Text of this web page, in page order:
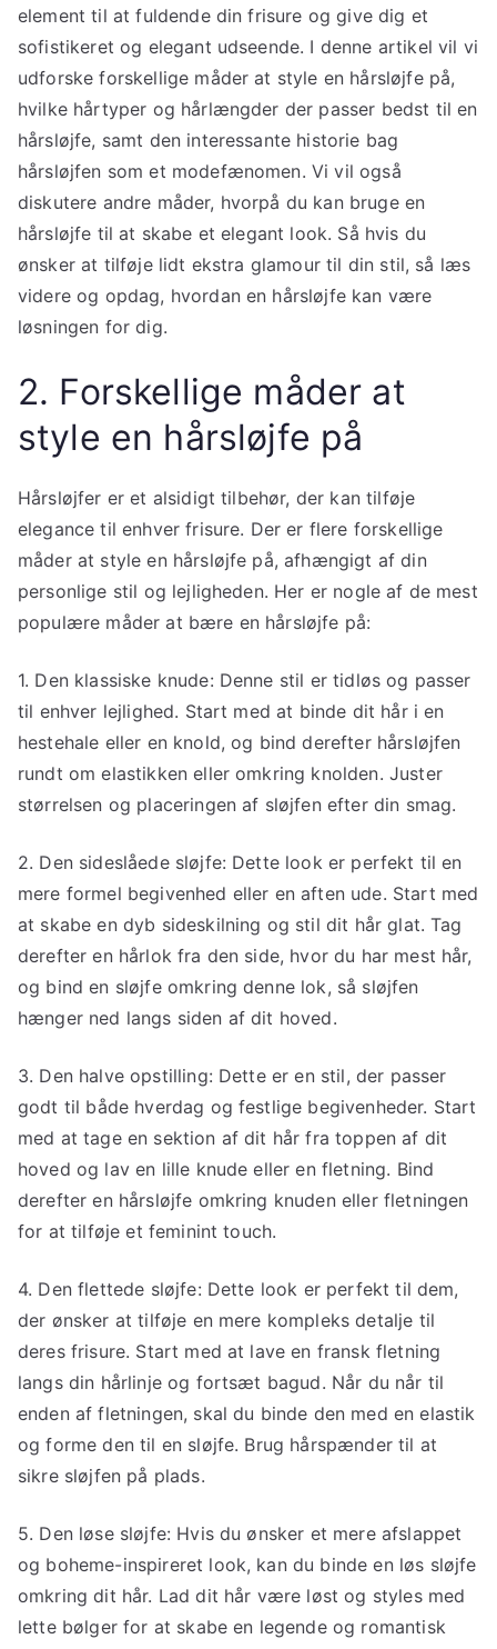
element til at fuldende din frisure og give dig et
sofistikeret og elegant udseende. I denne artikel vil vi
udforske forskellige måder at style en hårsløjfe på,
hvilke hårtyper og hårlængder der passer bedst til en
hårsløjfe, samt den interessante historie bag
hårsløjfen som et modefænomen. Vi vil også
diskutere andre måder, hvorpå du kan bruge en
hårsløjfe til at skabe et elegant look. Så hvis du
ønsker at tilføje lidt ekstra glamour til din stil, så læs
videre og opdag, hvordan en hårsløjfe kan være
løsningen for dig.
2. Forskellige måder at
style en hårsløjfe på
Hårsløjfer er et alsidigt tilbehør, der kan tilføje
elegance til enhver frisure. Der er flere forskellige
måder at style en hårsløjfe på, afhængigt af din
personlige stil og lejligheden. Her er nogle af de mest
populære måder at bære en hårsløjfe på:
1. Den klassiske knude: Denne stil er tidløs og passer
til enhver lejlighed. Start med at binde dit hår i en
hestehale eller en knold, og bind derefter hårsløjfen
rundt om elastikken eller omkring knolden. Juster
størrelsen og placeringen af sløjfen efter din smag.
2. Den sideslåede sløjfe: Dette look er perfekt til en
mere formel begivenhed eller en aften ude. Start med
at skabe en dyb sideskilning og stil dit hår glat. Tag
derefter en hårlok fra den side, hvor du har mest hår,
og bind en sløjfe omkring denne lok, så sløjfen
hænger ned langs siden af dit hoved.
3. Den halve opstilling: Dette er en stil, der passer
godt til både hverdag og festlige begivenheder. Start
med at tage en sektion af dit hår fra toppen af ​​dit
hoved og lav en lille knude eller en fletning. Bind
derefter en hårsløjfe omkring knuden eller fletningen
for at tilføje et feminint touch.
4. Den flettede sløjfe: Dette look er perfekt til dem,
der ønsker at tilføje en mere kompleks detalje til
deres frisure. Start med at lave en fransk fletning
langs din hårlinje og fortsæt bagud. Når du når til
enden af ​​fletningen, skal du binde den med en elastik
og forme den til en sløjfe. Brug hårspænder til at
sikre sløjfen på plads.
5. Den løse sløjfe: Hvis du ønsker et mere afslappet
og boheme-inspireret look, kan du binde en løs sløjfe
omkring dit hår. Lad dit hår være løst og styles med
lette bølger for at skabe en legende og romantisk